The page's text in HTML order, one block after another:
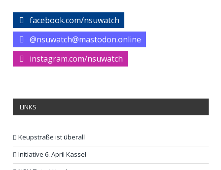
facebook.com/nsuwatch
@nsuwatch@mastodon.online
instagram.com/nsuwatch
LINKS
Keupstraße ist überall
Initiative 6. April Kassel